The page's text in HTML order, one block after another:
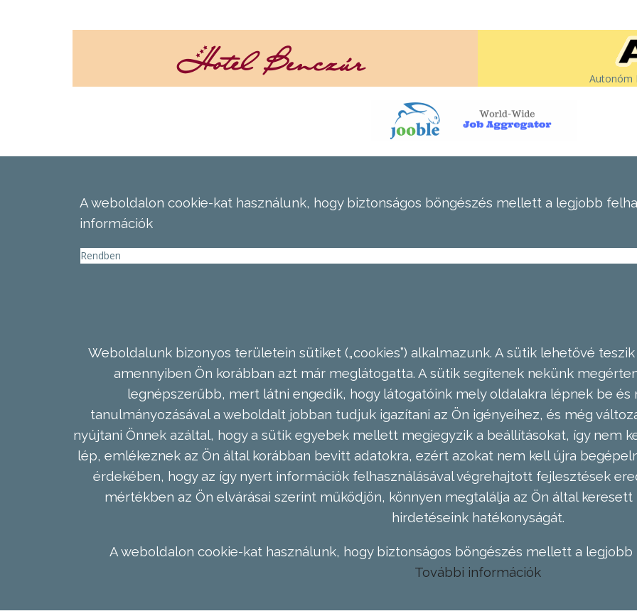
Autonóm
A weboldalon cookie-kat használunk, hogy biztonságos böngészés mellett a legjobb
információk
Rendben
Weboldalunk bizonyos területein sütiket („cookies”) alkalmazunk. A sütik lehetővé
amennyiben Ön korábban azt már meglátogatta. A sütik segítenek nekünk
legnépszerűbb, mert látni engedik, hogy látogatóink mely oldalakra lépnek be
tanulmányozásával a weboldalt jobban tudjuk igazítani az Ön igényeihez, és még
nyújtani Önnek azáltal, hogy a sütik egyebek mellett megjegyzik a beállításokat, így nem
lép, emlékeznek az Ön által korábban bevitt adatokra, ezért azokat nem kell újra
érdekében, hogy az így nyert információk felhasználásával végrehajtott fejlesztések
mértékben az Ön elvárásai szerint működjön, könnyen megtalálja az Ön által
hirdetéseink hatékonyságát.
A weboldalon cookie-kat használunk, hogy biztonságos böngészés mellett a
További információk